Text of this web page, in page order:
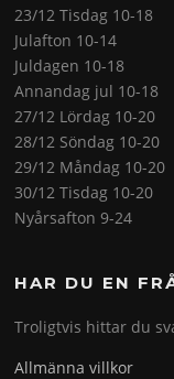
23/12 Tisdag 10-18
Julafton 10-14
Juldagen 10-18
Annandag jul 10-18
27/12 Lördag 10-20
28/12 Söndag 10-20
29/12 Måndag 10-20
30/12 Tisdag 10-20
Nyårsafton 9-24
HAR DU EN
Troligtvis hittar du
Allmänna villkor